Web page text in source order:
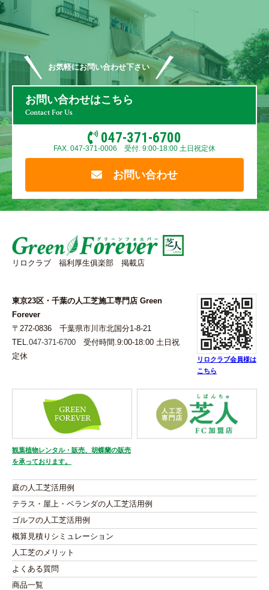
お気軽にお問い合わせ下さい
お問い合わせはこちら
Contact For Us
047-371-6700
FAX. 047-371-0006 受付. 9:00-18:00 土日祝定休
お問い合わせ
リロクラブ 福利厚生俱楽部 掲載店
東京23区・千葉の人工芝施工専門店 Green
Forever
〒272-0836 千葉県市川市北国分1-8-21
TEL. 047-371-6700 受付時間.9:00-18:00 土日祝
定休
リロクラブ会員様は
こちら
観葉植物レンタル・販売、胡蝶蘭の販売
を承っております。
庭の人工芝活用例
テラス・屋上・ベランダの人工芝活用例
ゴルフの人工芝活用例
概算見積りシミュレーション
人工芝のメリット
よくある質問
商品一覧